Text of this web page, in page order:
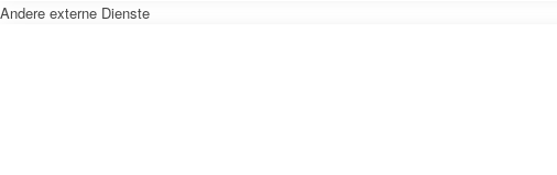
Andere externe Dienste